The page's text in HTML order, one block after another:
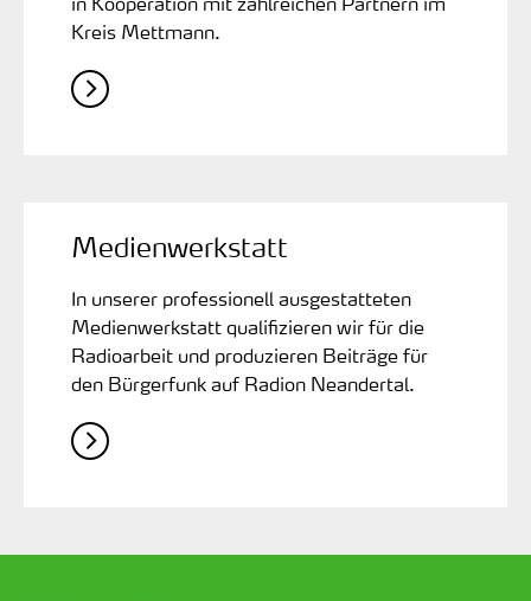
Kreis Mettmann.
Medienwerkstatt
In unserer professionell ausgestatteten
Medienwerkstatt qualifizieren wir für die
Radioarbeit und produzieren Beiträge für
den Bürgerfunk auf Radion Neandertal.